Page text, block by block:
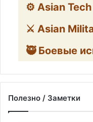
⚙️ Asian Tech
⚔️ Asian
🥷 Боевые
Полезно / Заметки